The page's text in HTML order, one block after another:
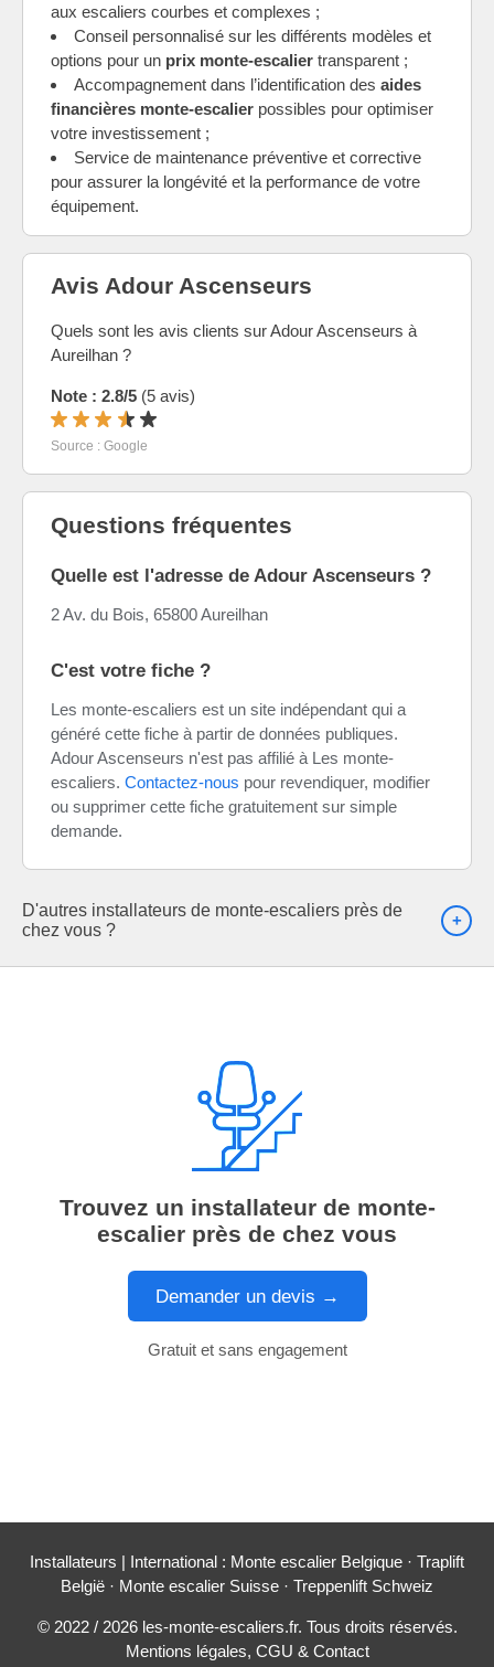
aux escaliers courbes et complexes ;
Conseil personnalisé sur les différents modèles et
options pour un prix monte-escalier transparent ;
Accompagnement dans l’identification des aides
financières monte-escalier possibles pour optimiser
votre investissement ;
Service de maintenance préventive et corrective
pour assurer la longévité et la performance de votre
équipement.
Avis Adour Ascenseurs
Quels sont les avis clients sur Adour Ascenseurs à
Aureilhan ?
Note : 2.8/5 (5 avis)
Source : Google
Questions fréquentes
Quelle est l'adresse de Adour Ascenseurs ?
2 Av. du Bois, 65800 Aureilhan
C'est votre fiche ?
Les monte-escaliers est un site indépendant qui a
généré cette fiche à partir de données publiques.
Adour Ascenseurs n'est pas affilié à Les monte-
escaliers. Contactez-nous pour revendiquer, modifier
ou supprimer cette fiche gratuitement sur simple
demande.
D'autres installateurs de monte-escaliers près de
chez vous ?
Trouvez un installateur de monte-
escalier près de chez vous
Demander un devis →
Gratuit et sans engagement
Installateurs | International : Monte escalier Belgique · Traplift
België · Monte escalier Suisse · Treppenlift Schweiz
© 2022 / 2026 les-monte-escaliers.fr. Tous droits réservés.
Mentions légales, CGU & Contact